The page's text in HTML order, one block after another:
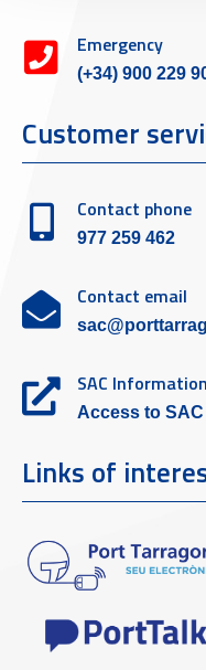
Emergency
(+34) 900 229
Customer
Contact phone
977 259 462
Contact email
SAC Information
Access to
Links of